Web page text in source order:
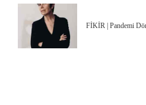
FİKİR | Pandemi